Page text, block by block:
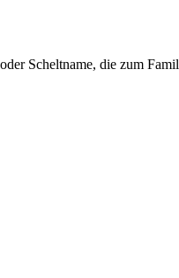
Scheltname, die zum